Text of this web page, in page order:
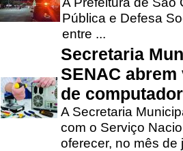
Pública e Defesa
entre ...
Secretaria
SENAC
de
A Secretaria
com o Serviço
oferecer, no mês de